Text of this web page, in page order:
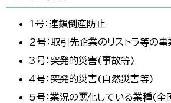
1号：連鎖倒産防止
2号：取引先企業のリストラ等の
3号：突発的災害(事故等)
4号：突発的災害(自然災害等)
5号：業況の悪化している業種(全